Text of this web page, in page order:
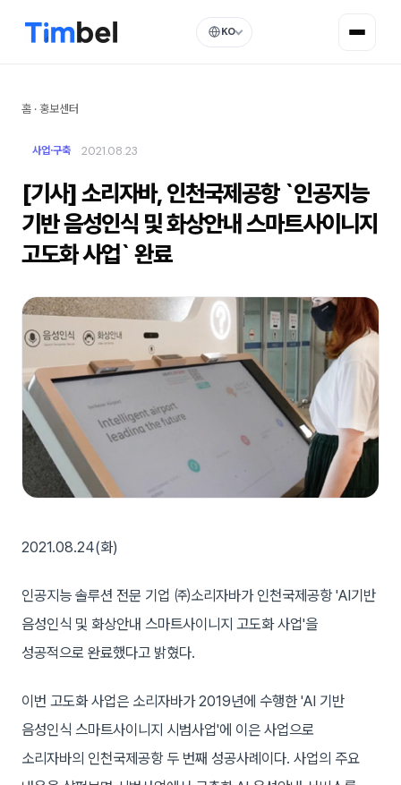
KO
홈 · 홍보센터
사업·구축 2021.08.23
[기사] 소리자바, 인천국제공항 `인공지능
기반 음성인식 및 화상안내 스마트사이니지
고도화 사업` 완료
2021.08.24(화)
인공지능 솔루션 전문 기업 ㈜소리자바가 인천국제공항 'AI기반
음성인식 및 화상안내 스마트사이니지 고도화 사업'을
성공적으로 완료했다고 밝혔다.
이번 고도화 사업은 소리자바가 2019년에 수행한 'AI 기반
음성인식 스마트사이니지 시범사업'에 이은 사업으로
소리자바의 인천국제공항 두 번째 성공사례이다. 사업의 주요